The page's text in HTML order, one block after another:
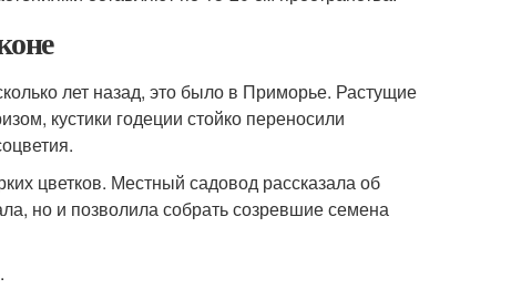
лет назад, это было в Приморье. Растущие
кустики годеции стойко переносили
цветков. Местный садовод рассказала об
но и позволила собрать созревшие семена